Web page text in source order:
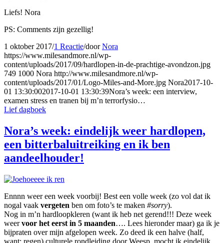
Liefs! Nora
PS: Comments zijn gezellig!
1 oktober 2017/1 Reactie/doorNora
https://www.milesandmore.nl/wp-
content/uploads/2017/09/hardlopen-in-de-prachtige-avondzon.jpg
749 1000 Nora http://www.milesandmore.nl/wp-
content/uploads/2017/01/Logo-Miles-and-More.jpg Nora2017-10-
01 13:30:002017-10-01 13:30:39Nora’s week: een interview,
examen stress en tranen bij m’n terrorfysio…
Lief dagboek
Nora’s week: eindelijk weer hardlopen,
een bitterbaluitreiking en ik ben
aandeelhouder!
Ennnn weer een week voorbij! Best een volle week (zo vol dat ik
nogal vaak vergeten ben om foto’s te maken #sorry).
Nog in m’n hardloopkleren (want ik heb net gerend!!! Deze week
weervoor het eerst in 5 maanden…. Lees hieronder maar) ga ik je
bijpraten over mijn afgelopen week. Zo deed ik een halve (half,
want: regen) culturele rondleiding door Weesp, mocht ik eindelijk